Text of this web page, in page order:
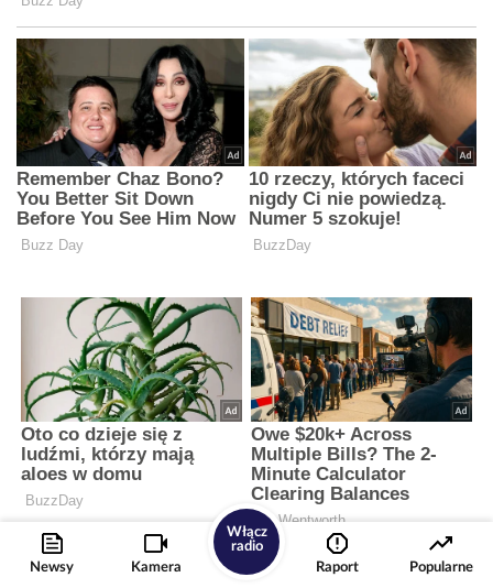
Newsy Kamera
Włącz
radio
Raport
Popularne